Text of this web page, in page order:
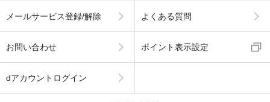
メールサービス登録/解除 よくある質問
お問い合わせ ポイント表示設定
dアカウントログイン